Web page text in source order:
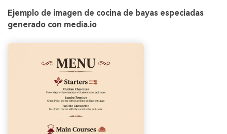
Ejemplo de imagen de cocina de bayas especiadas
generado con media.io